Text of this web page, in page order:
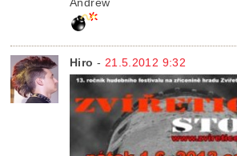
Andrew
Hiro - 21.5.2012 9:32